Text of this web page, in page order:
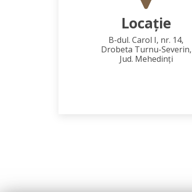
Locaţie
B-dul. Carol I, nr. 14,
Drobeta Turnu-Severin,
Jud. Mehedinţi